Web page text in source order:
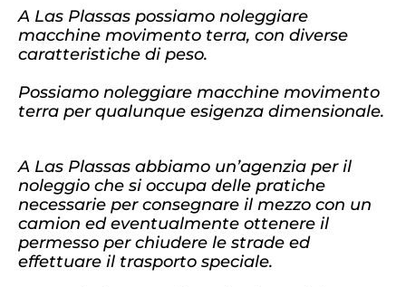
A Las Plassas possiamo noleggiare
macchine movimento terra, con diverse
caratteristiche di peso.
Possiamo noleggiare macchine movimento
terra per qualunque esigenza dimensionale.
A Las Plassas abbiamo un’agenzia per il
noleggio che si occupa delle pratiche
necessarie per consegnare il mezzo con un
camion ed eventualmente ottenere il
permesso per chiudere le strade ed
effettuare il trasporto speciale.